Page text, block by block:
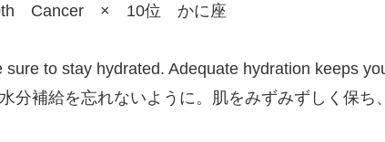
Cancer × 10位 かに座
sure to stay hydrated. Adequate hydration keeps
水分補給を忘れないように。肌をみずみずしく保ち